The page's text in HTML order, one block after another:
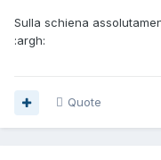
Sulla schiena
:argh:
Quote